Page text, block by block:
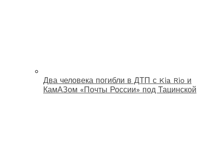
Два человека погибли в ДТП с Kia Rio и
КамАЗом «Почты России» под Тацинской